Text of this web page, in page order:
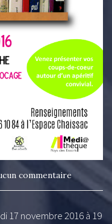
commentaire
17 novembre 2016 à 19